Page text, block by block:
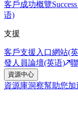
客戶成功概覽
语)
支援
客戶支援入口網站(
發人員論壇(英语)
資源中心
資源庫洞察幫助您